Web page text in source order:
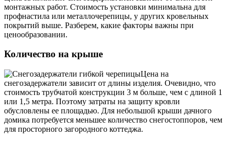
монтажных работ. Стоимость установки минимальна для
профнастила или металлочерепицы, у других кровельных
покрытий выше. Разберем, какие факторы важны при
ценообразовании.
Количество на крыше
Цена на
снегозадержатели зависит от длины изделия. Очевидно, что
стоимость трубчатой конструкции 3 м больше, чем с длиной 1
или 1,5 метра. Поэтому затраты на защиту кровли
обусловлены ее площадью. Для небольшой крыши дачного
домика потребуется меньшее количество снегостоппоров, чем
для просторного загородного коттеджа.